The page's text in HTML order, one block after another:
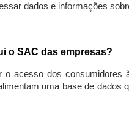
dados e informações
o SAC das empresas?
o acesso dos
uma base de dados